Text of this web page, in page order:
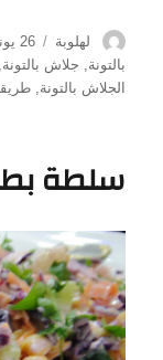
الكاتب
لهلوبة
في
26 يونيو، 2015
بالتونة
جلاش بالتونة
الجلاش بالتونة ,
سلطة